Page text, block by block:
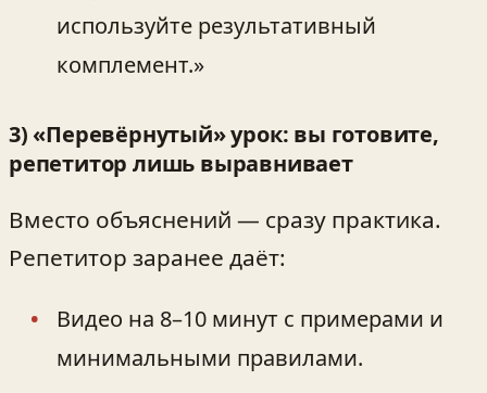
используйте результативный
комплемент.»
3) «Перевёрнутый» урок: вы готовите,
репетитор лишь выравнивает
Вместо объяснений — сразу практика.
Репетитор заранее даёт:
Видео на 8–10 минут с примерами и
минимальными правилами.